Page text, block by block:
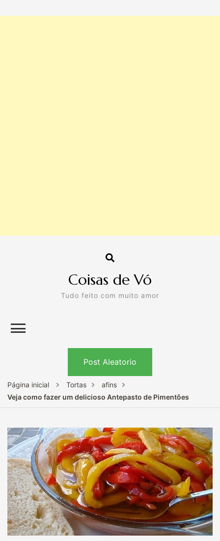
Coisas de Vó
Tudo feito com muito amor
Post Aleatorio
Página inicial Tortas
afins
Veja como fazer um delicioso Antepasto de Pimentões